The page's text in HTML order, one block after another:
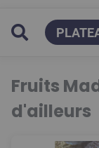
Fruits
d'ailleurs